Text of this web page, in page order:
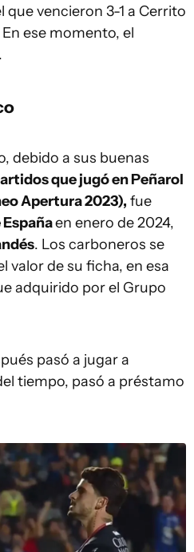
que vencieron 3-1 a Cerrito
ese momento, el
debido a sus buenas
que jugó en Peñarol
Apertura 2023), fue
en enero de 2024,
. Los carboneros se
valor de su ficha, en esa
adquirido por el Grupo
pasó a jugar a
tiempo, pasó a préstamo